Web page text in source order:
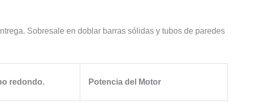
Sobresale en doblar barras sólidas y tubos de paredes
redondo. Potencia del Motor